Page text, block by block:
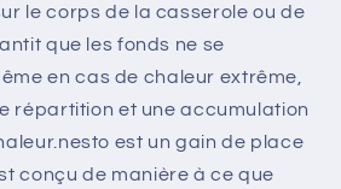
le corps de la casserole ou de
que les fonds ne se
en cas de chaleur extrême,
répartition et une accumulation
est un gain de place
conçu de manière à ce que